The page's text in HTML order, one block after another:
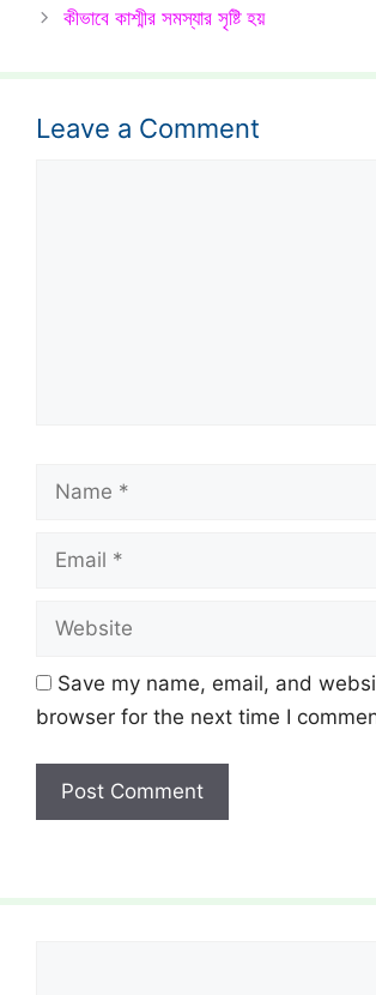
কীভাবে কাশ্মীর সমস্যার সৃষ্টি হয়
Leave a Comment
Name
Email
Website
Save my name, email, and
browser for the next time I